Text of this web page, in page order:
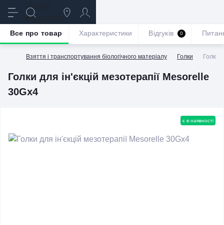
Взяття і транспортування біологічного матеріалу Голки Голки
Голки для ін'єкцій мезотерапії Mesorelle
30Gx4
Все про товар Характеристики Відгуків 0
є в наявності